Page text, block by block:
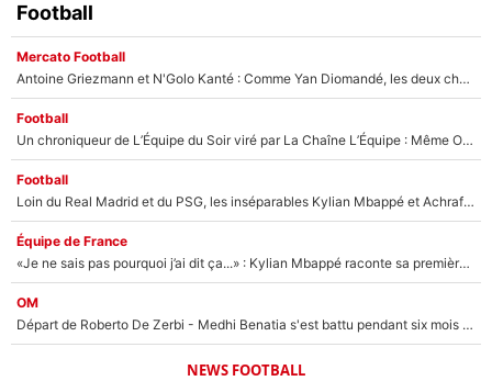
Football
Mercato Football
Antoine Griezmann et N'Golo Kanté : Comme Yan Diomandé, les deux champions du monde ont refusé de signer au PSG !
Football
Un chroniqueur de L’Équipe du Soir viré par La Chaîne L’Équipe : Même Olivier Ménard n’avait pas pu empêcher son départ, «je l’ai appris sur Twitter, je l’ai vécu assez mal»
Football
Loin du Real Madrid et du PSG, les inséparables Kylian Mbappé et Achraf Hakimi changent d'équipe le temps d'une journée !
Équipe de France
«Je ne sais pas pourquoi j’ai dit ça...» : Kylian Mbappé raconte sa première rencontre avec Zinédine Zidane (et c’est très drôle)
OM
Départ de Roberto De Zerbi - Medhi Benatia s'est battu pendant six mois pour le retenir à l'OM, le PSG a été le naufrage de trop : «Je pars avec toi»
NEWS FOOTBALL